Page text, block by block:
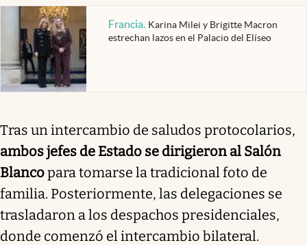
Francia. Karina Milei y Brigitte Macron
estrechan lazos en el Palacio del Elíseo
Tras un intercambio de saludos protocolarios,
ambos jefes de Estado se dirigieron al Salón
Blancopara tomarse la tradicional foto de
familia. Posteriormente, las delegaciones se
trasladaron a los despachos presidenciales,
donde comenzó el intercambio bilateral.